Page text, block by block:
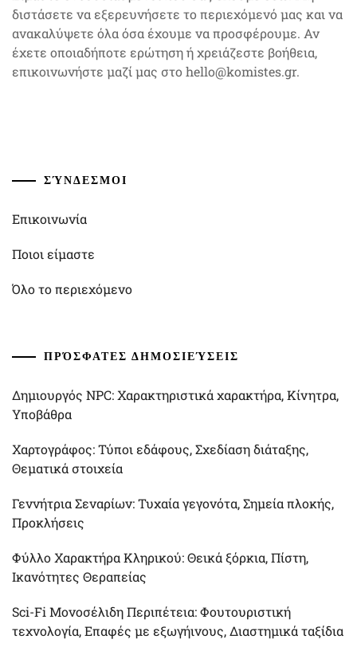
διστάσετε να εξερευνήσετε το περιεχόμενό μας και να
ανακαλύψετε όλα όσα έχουμε να προσφέρουμε. Αν
έχετε οποιαδήποτε ερώτηση ή χρειάζεστε βοήθεια,
επικοινωνήστε μαζί μας στο hello@komistes.gr.
ΣΎΝΔΕΣΜΟΙ
Επικοινωνία
Ποιοι είμαστε
Όλο το περιεχόμενο
ΠΡΌΣΦΑΤΕΣ ΔΗΜΟΣΙΕΎΣΕΙΣ
Δημιουργός NPC: Χαρακτηριστικά χαρακτήρα, Κίνητρα,
Υποβάθρα
Χαρτογράφος: Τύποι εδάφους, Σχεδίαση διάταξης,
Θεματικά στοιχεία
Γεννήτρια Σεναρίων: Τυχαία γεγονότα, Σημεία πλοκής,
Προκλήσεις
Φύλλο Χαρακτήρα Κληρικού: Θεικά ξόρκια, Πίστη,
Ικανότητες Θεραπείας
Sci-Fi Μονοσέλιδη Περιπέτεια: Φουτουριστική
τεχνολογία, Επαφές με εξωγήινους, Διαστημικά ταξίδια